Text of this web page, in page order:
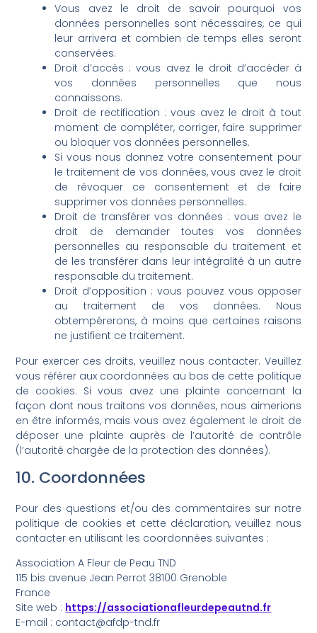
Vous avez le droit de savoir pourquoi vos
données personnelles sont nécessaires, ce qui
leur arrivera et combien de temps elles seront
conservées.
Droit d’accès : vous avez le droit d’accéder à
vos données personnelles que nous
connaissons.
Droit de rectification : vous avez le droit à tout
moment de compléter, corriger, faire supprimer
ou bloquer vos données personnelles.
Si vous nous donnez votre consentement pour
le traitement de vos données, vous avez le droit
de révoquer ce consentement et de faire
supprimer vos données personnelles.
Droit de transférer vos données : vous avez le
droit de demander toutes vos données
personnelles au responsable du traitement et
de les transférer dans leur intégralité à un autre
responsable du traitement.
Droit d’opposition : vous pouvez vous opposer
au traitement de vos données. Nous
obtempérerons, à moins que certaines raisons
ne justifient ce traitement.
Pour exercer ces droits, veuillez nous contacter. Veuillez
vous référer aux coordonnées au bas de cette politique
de cookies. Si vous avez une plainte concernant la
façon dont nous traitons vos données, nous aimerions
en être informés, mais vous avez également le droit de
déposer une plainte auprès de l’autorité de contrôle
(l’autorité chargée de la protection des données).
10. Coordonnées
Pour des questions et/ou des commentaires sur notre
politique de cookies et cette déclaration, veuillez nous
contacter en utilisant les coordonnées suivantes :
Association A Fleur de Peau TND
115 bis avenue Jean Perrot 38100 Grenoble
France
Site web : https://associationafleurdepeautnd.fr
E-mail : contact@afdp-tnd.fr